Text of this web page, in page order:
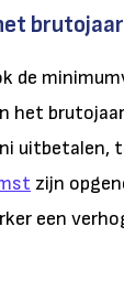
de
het
uitbetalen,
zijn
een